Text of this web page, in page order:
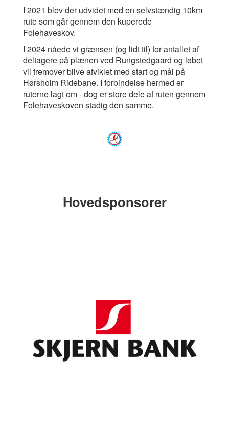
I 2021 blev der udvidet med en selvstændig 10km
rute som går gennem den kuperede
Folehaveskov.
I 2024 nåede vi grænsen (og lidt til) for antallet af
deltagere på plænen ved Rungstedgaard og løbet
vil fremover blive afviklet med start og mål på
Hørsholm Ridebane. I forbindelse hermed er
ruterne lagt om - dog er store dele af ruten gennem
Folehaveskoven stadig den samme.
Hovedsponsorer